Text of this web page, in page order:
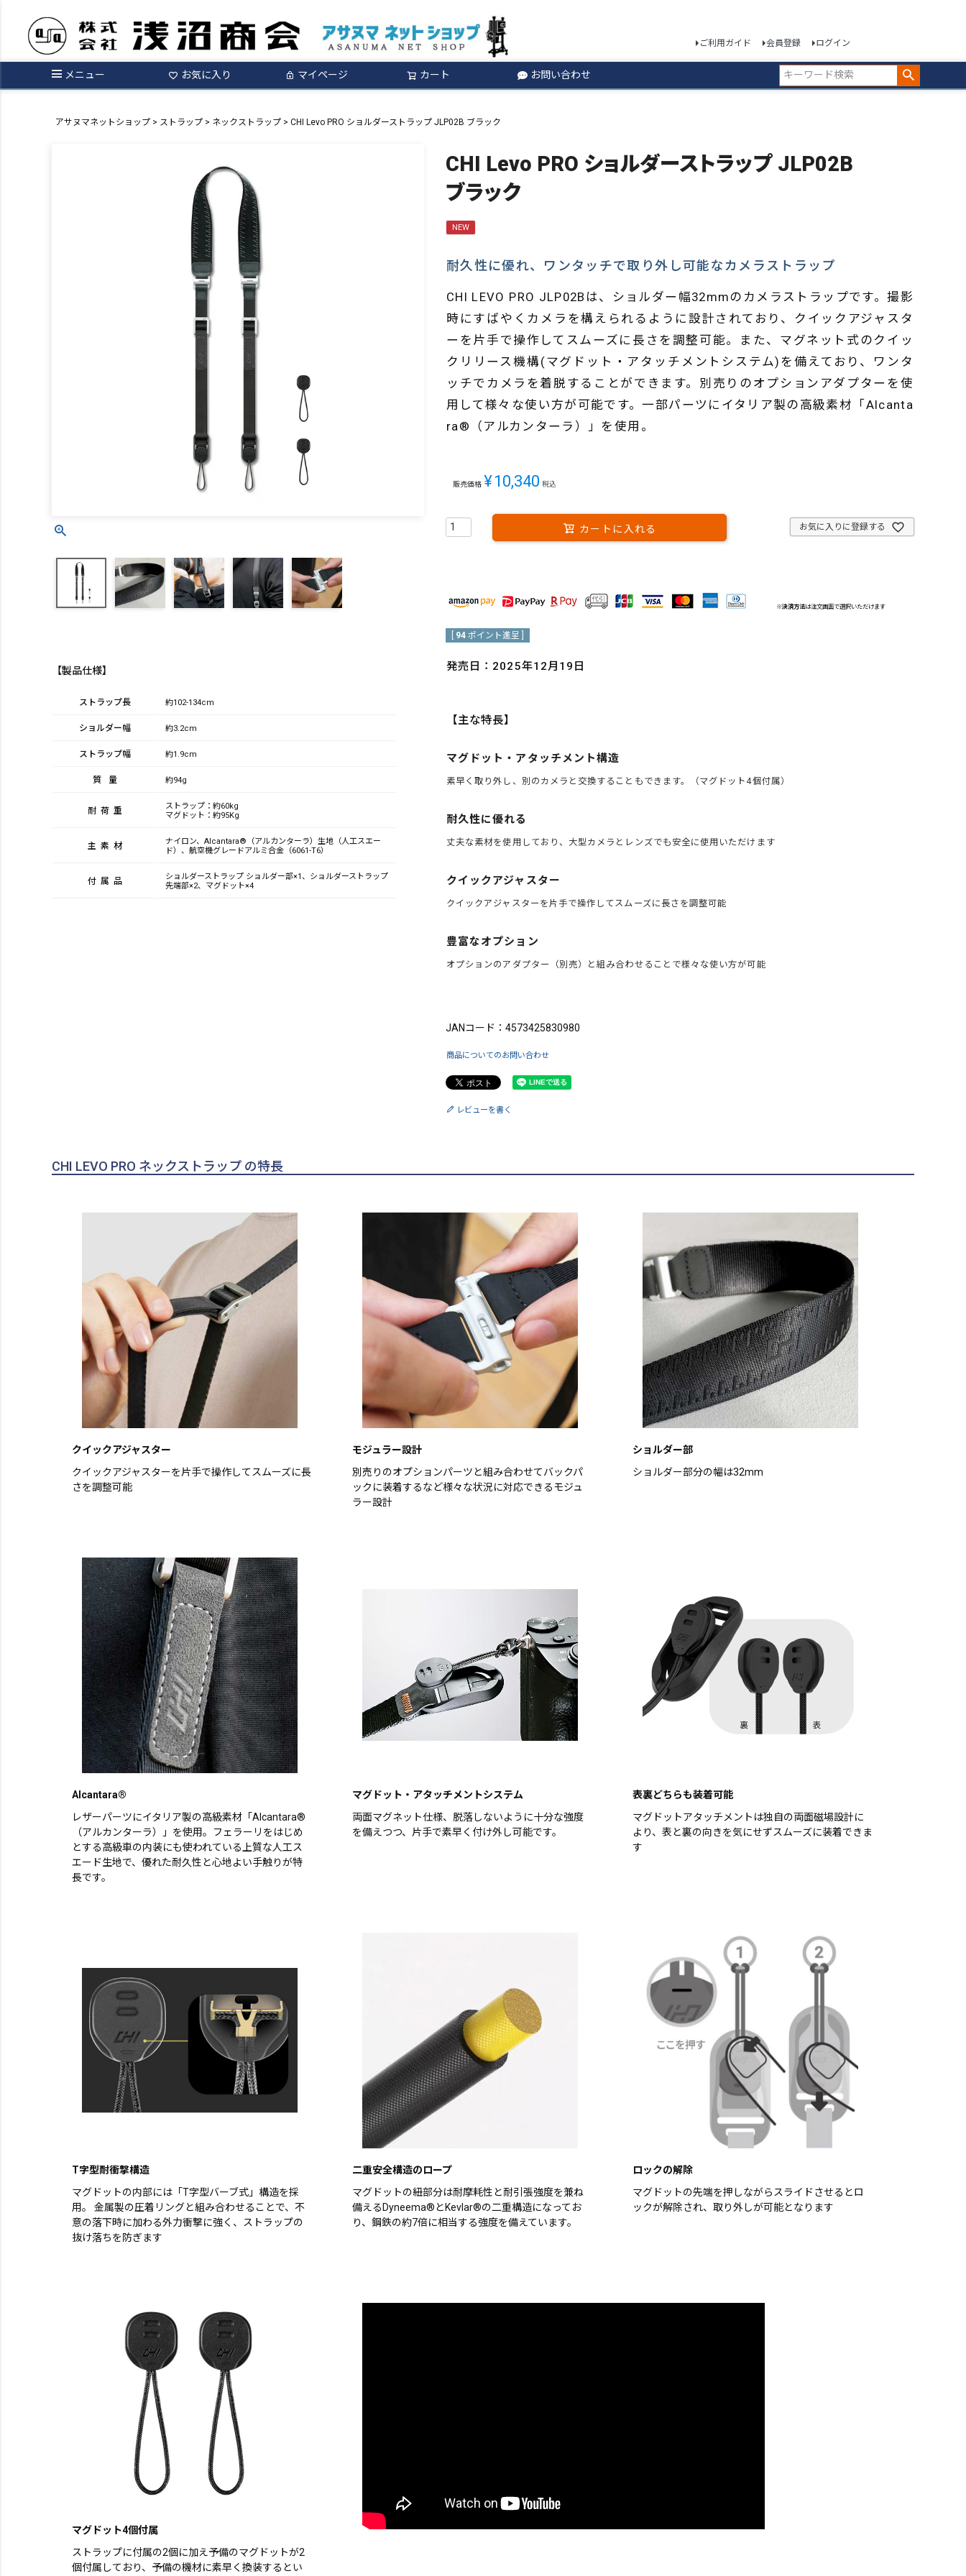
ご利用ガイド 会員登録 ログイン
メニュー お気に入り マイページ カート お問い合わせ
検索
アサヌマネットショップ ストラップ ネックストラップ CHI Levo PRO ショルダーストラップ JLP02B ブラック
【製品仕様】
ストラップ長 約102-134cm
ショルダー幅 約3.2cm
ストラップ幅 約1.9cm
質量 約94g
耐荷重
ストラップ：約60kg
マグドット：約95Kg
主素材
ナイロン、Alcantara®（アルカンターラ）生地（人工スエー
ド）、航空機グレードアルミ合金（6061-T6）
付属品
ショルダーストラップ ショルダー部×1、ショルダーストラップ
先端部×2、マグドット×4
CHI Levo PRO ショルダーストラップ JLP02B
ブラック
NEW
耐久性に優れ、ワンタッチで取り外し可能なカメラストラップ
CHI LEVO PRO JLP02Bは、ショルダー幅32mmのカメラストラップです。撮影
時にすばやくカメラを構えられるように設計されており、クイックアジャスタ
ーを片手で操作してスムーズに長さを調整可能。また、マグネット式のクイッ
クリリース機構(マグドット・アタッチメントシステム)を備えており、ワンタ
ッチでカメラを着脱することができます。別売りのオプションアダプターを使
用して様々な使い方が可能です。一部パーツにイタリア製の高級素材「Alcanta
ra®（アルカンターラ）」を使用。
販売価格 ¥10,340 税込
お気に入りに登録する
カートに入れる
※決済方法は注文画面で選択いただけます
94 ポイント進呈 ]
発売日：2025年12月19日
【主な特長】
マグドット・アタッチメント構造
素早く取り外し、別のカメラと交換することもできます。（マグドット4個付属）
耐久性に優れる
丈夫な素材を使用しており、大型カメラとレンズでも安全に使用いただけます
クイックアジャスター
クイックアジャスターを片手で操作してスムーズに長さを調整可能
豊富なオプション
オプションのアダプター（別売）と組み合わせることで様々な使い方が可能
JANコード：4573425830980
商品についてのお問い合わせ
レビューを書く
CHI LEVO PRO ネックストラップ の特長
クイックアジャスター
クイックアジャスターを片手で操作してスムーズに長
さを調整可能
モジュラー設計
別売りのオプションパーツと組み合わせてバックパ
ックに装着するなど様々な状況に対応できるモジュ
ラー設計
ショルダー部
ショルダー部分の幅は32mm
Alcantara®
レザーパーツにイタリア製の高級素材「Alcantara®
（アルカンターラ）」を使用。フェラーリをはじめ
とする高級車の内装にも使われている上質な人工ス
エード生地で、優れた耐久性と心地よい手触りが特
長です。
マグドット・アタッチメントシステム
両面マグネット仕様、脱落しないように十分な強度
を備えつつ、片手で素早く付け外し可能です。
表裏どちらも装着可能
マグドットアタッチメントは独自の両面磁場設計に
より、表と裏の向きを気にせずスムーズに装着できま
す
T字型耐衝撃構造
マグドットの内部には「T字型バーブ式」構造を採
用。 金属製の圧着リングと組み合わせることで、不
意の落下時に加わる外力衝撃に強く、ストラップの
抜け落ちを防ぎます
二重安全構造のロープ
マグドットの紐部分は耐摩耗性と耐引張強度を兼ね
備えるDyneema®とKevlar®の二重構造になってお
り、鋼鉄の約7倍に相当する強度を備えています。
ロックの解除
マグドットの先端を押しながらスライドさせるとロ
ックが解除され、取り外しが可能となります
マグドット4個付属
ストラップに付属の2個に加え予備のマグドットが2
個付属しており、予備の機材に素早く換装するとい